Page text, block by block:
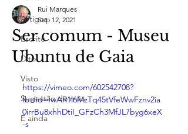
Artigos
Escrito
Dito
Visto
Sugestão do mês
E ainda
Ser comum - Museu
Ubuntu de Gaia
Rui Marques
Sep 12, 2021
https://vimeo.com/602542708?
fbclid=IwAR1l6MzTq45tVfeWwFznv2ia
0irrBu8xhhDtiI_GFzCh3MfJL7byg6xeX
-s